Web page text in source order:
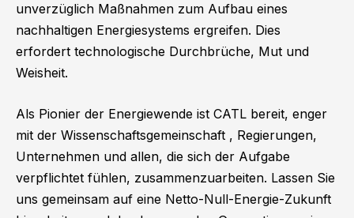
unverzüglich Maßnahmen zum Aufbau eines
nachhaltigen Energiesystems ergreifen. Dies
erfordert technologische Durchbrüche, Mut und
Weisheit.
Als Pionier der Energiewende ist CATL bereit, enger
mit der Wissenschaftsgemeinschaft , Regierungen,
Unternehmen und allen, die sich der Aufgabe
verpflichtet fühlen, zusammenzuarbeiten. Lassen Sie
uns gemeinsam auf eine Netto-Null-Energie-Zukunft